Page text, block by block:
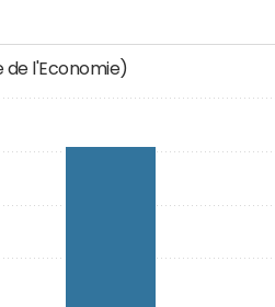
de l'Economie)